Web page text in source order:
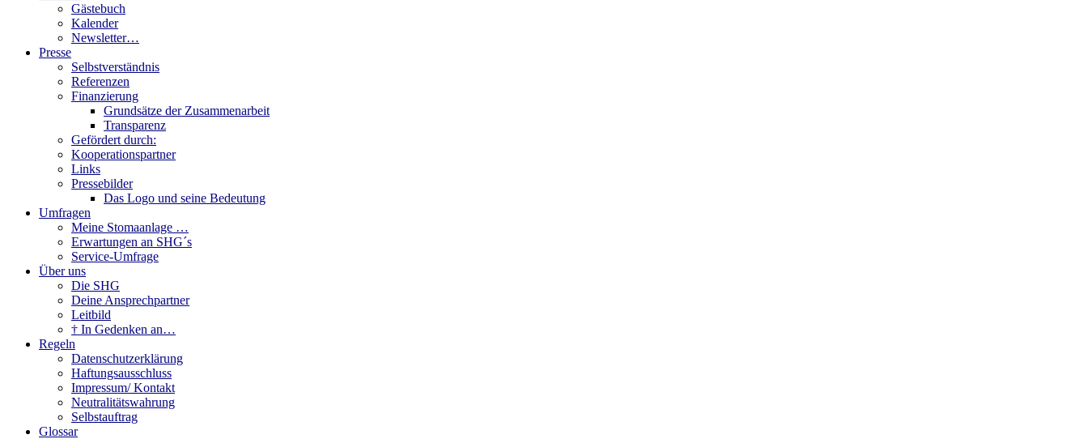
Gästebuch
Kalender
Newsletter…
Presse
Selbstverständnis
Referenzen
Finanzierung
Grundsätze der Zusammenarbeit
Transparenz
Gefördert durch:
Kooperationspartner
Links
Pressebilder
Das Logo und seine Bedeutung
Umfragen
Meine Stomaanlage …
Erwartungen an SHG´s
Service-Umfrage
Über uns
Die SHG
Deine Ansprechpartner
Leitbild
† In Gedenken an…
Regeln
Datenschutzerklärung
Haftungsausschluss
Impressum/ Kontakt
Neutralitätswahrung
Selbstauftrag
Glossar